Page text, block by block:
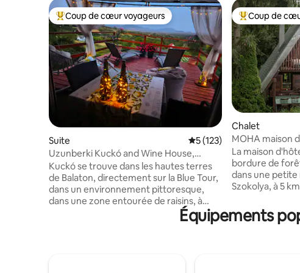
Coups de cœur voyageurs les plus appréciés
Coup de cœur voyageurs
Suite Évaluation moyenne sur
5 (123)
Uzunberki Kuckó and Wine House,
Balaton Uplands
Kuckó se trouve dans les hautes terres
de Balaton, directement sur la Blue Tour,
dans un environnement pittoresque,
dans une zone entourée de raisins, à
l'étage supérieur de notre petite maison
de vin familiale, ce qui fait de ses vins
Coups de
Coup de
Chalet
MOHA maison
La maison
bordure de
dans une petite
Szokolya, à 5
Börzsöny, dans
Équipements